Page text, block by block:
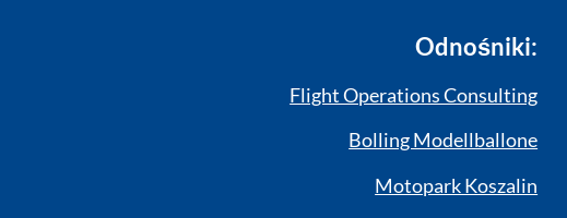
Odnośniki:
Flight Operations Consulting
Bolling Modellballone
Motopark Koszalin